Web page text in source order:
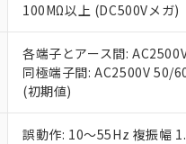
100MΩ以上 (DC500Vメガ)
各端子とアース間:
同極端子間: AC2500V 50/
(初期値)
誤動作: 10～55Hz 複振幅
さい。
※当社の共同利用
いる法人を指しま
下記の非含有証明書を
EU RoHS指令（10物質
51物質の非含有証明書
※本証明書は発行日時点
また、RoHS指令のフ
混在することから備考